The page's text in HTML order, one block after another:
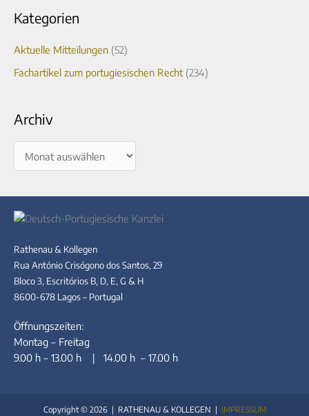
Kategorien
Aktuelle Mitteilungen (52)
Fachartikel zum portugiesischen Recht(234)
Archiv
Rathenau & Kollegen
Rua António Crisógono dos Santos, 29
Bloco 3, Escritórios B, D, E, G & H
8600-678 Lagos – Portugal
Öffnungszeiten:
Montag – Freitag
9.00 h – 13.00 h | 14.00 h – 17.00 h
Copyright © 2026 | RATHENAU & KOLLEGEN | IMPRESSUM